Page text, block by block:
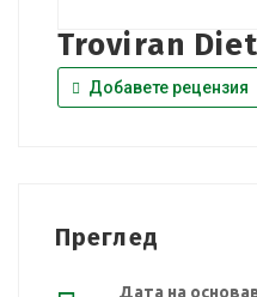
Troviran Diet
Добавете рецензия
Преглед
Дата на